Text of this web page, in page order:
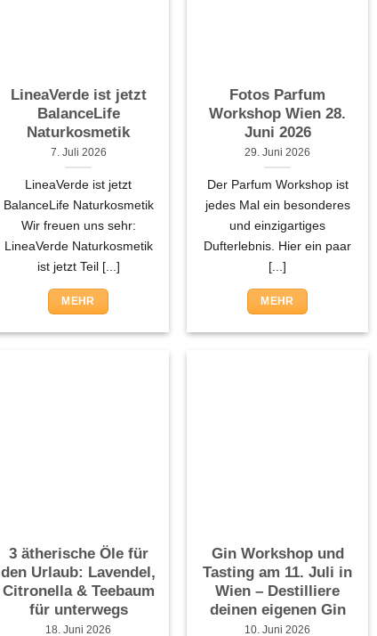
LineaVerde ist jetzt
BalanceLife
Naturkosmetik
7. Juli 2026
LineaVerde ist jetzt
BalanceLife Naturkosmetik
Wir freuen uns sehr:
LineaVerde Naturkosmetik
ist jetzt Teil [...]
MEHR
Fotos Parfum
Workshop Wien 28.
Juni 2026
29. Juni 2026
Der Parfum Workshop ist
jedes Mal ein besonderes
und einzigartiges
Dufterlebnis. Hier ein paar
[...]
MEHR
3 ätherische Öle für
den Urlaub: Lavendel,
Citronella & Teebaum
für unterwegs
18. Juni 2026
Gin Workshop und
Tasting am 11. Juli in
Wien – Destilliere
deinen eigenen Gin
10. Juni 2026